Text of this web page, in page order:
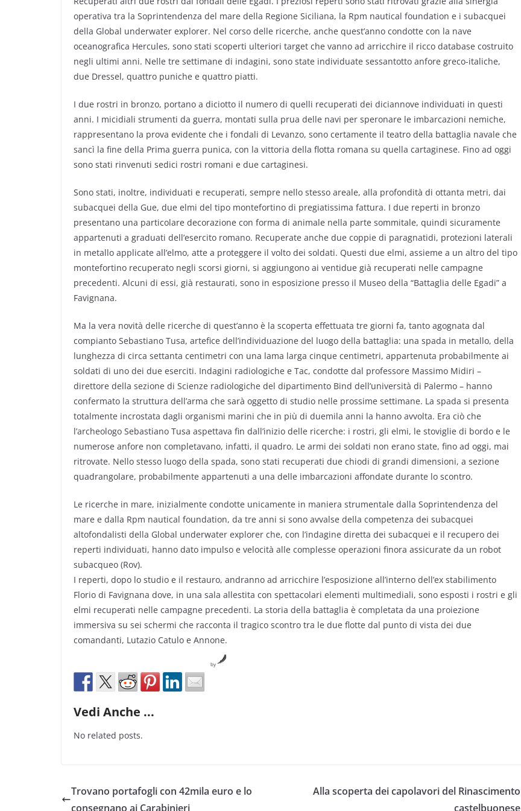
operativa tra la Soprintendenza del mare della Regione Siciliana, la Rpm nautical foundation e i subacquei
della Global underwater explorer. Nel corso delle ricerche, anche quest’anno condotte con la nave
oceanografica Hercules, sono stati scoperti ulteriori target che vanno ad arricchire il ricco database costruito
negli ultimi anni. Nelle tre settimane di indagini, sono state individuate sessantotto anfore greco-italiche,
due Dressel, quattro puniche e quattro piatti.
I due rostri in bronzo, portano a diciotto il numero di quelli recuperati dei diciannove individuati in questi
anni. I micidiali strumenti da guerra, montati sulla prua delle navi per speronare le imbarcazioni nemiche,
rappresentano la prova evidente che i fondali di Levanzo, sono certamente il teatro della battaglia navale che
sancì la fine della Prima guerra punica, con la vittoria della flotta romana su quella cartaginese. Fino ad oggi
sono stati rinvenuti sedici rostri romani e due cartaginesi.
Sono stati, inoltre, individuati e recuperati, sempre nello stesso areale, alla profondità di ottanta metri, dai
subacquei della Gue, due elmi del tipo montefortino di pregiatissima fattura. I due reperti in bronzo
presentano una particolare decorazione con forma di animale nella parte sommitale, quindi sicuramente
appartenuti a graduati dell’esercito romano. Recuperate anche due coppie di paragnatidi, protezioni laterali
in metallo applicate all’elmo, atte a proteggere il volto dei soldati. Questi due elmi, assieme a un altro del tipo
montefortino recuperato negli scorsi giorni, si aggiungono ai ventidue già recuperati nelle campagne
precedenti. Alcuni di essi, già restaurati, sono in esposizione presso il Museo della “Battaglia delle Egadi” a
Favignana.
Ma la vera novità delle ricerche di quest’anno è la scoperta effettuata tre giorni fa, tanto agognata dal
compianto Sebastiano Tusa, artefice dell’individuazione del luogo della battaglia: una spada in metallo, della
lunghezza di circa settanta centimetri con una lama larga cinque centimetri, appartenuta probabilmente ai
soldati di uno dei due eserciti. Indagini radiologiche e Tac, condotte dal professore Massimo Midiri –
direttore della sezione di Scienze radiologiche del dipartimento Bind dell’università di Palermo – hanno
confermato la struttura dell’arma che sarà oggetto di studio nelle prossime settimane. La spada si presenta
totalmente incrostata dagli organismi marini che in più di duemila anni la hanno avvolta. Era ciò che
l’archeologo Sebastiano Tusa aspettava fin dall’inizio delle ricerche: i rostri, gli elmi, le stoviglie di bordo e le
numerose anfore non completavano, infatti, il quadro. Le armi dei soldati non erano state, fino ad oggi, mai
ritrovate. Nello stesso luogo della spada, sono stati recuperati due chiodi di grandi dimensioni, a sezione
quadrangolare, probabilmente appartenuti a una delle imbarcazioni affondate durante lo scontro.
Le ricerche in mare, inizialmente condotte unicamente in maniera strumentale dalla Soprintendenza del
mare e dalla Rpm nautical foundation, da tre anni si sono avvalse della competenza dei subacquei
altofondalisti della Global underwater explorer che, con l’indagine diretta dei subacquei e il recupero dei
reperti individuati, hanno dato impulso e velocità alle complesse operazioni finora assicurate da un robot
subacqueo (Rov).
I reperti, dopo lo studio e il restauro, andranno ad arricchire l’esposizione all’interno dell’ex stabilimento
Florio di Favignana dove, in una sala allestita con spettacolari elementi multimediali, sono esposti i rostri e gli
elmi recuperati nelle campagne precedenti. La storia della battaglia è completata da una proiezione
immersiva su sei schermi che racconta il tragico scontro tra le due flotte dal punto di vista dei due
comandanti, Lutazio Catulo e Annone.
by
Vedi Anche ...
No related posts.
Trovano portafogli con 42mila euro e lo
consegnano ai Carabinieri
Alla scoperta dei capolavori del Rinascimento
castelbuonese